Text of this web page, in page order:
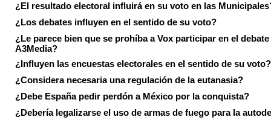
¿El resultado electoral influirá en su voto en las
¿Los debates influyen en el sentido de su voto?
¿Le parece bien que se prohíba a Vox participar en el debate
A3Media?
¿Influyen las encuestas electorales en el sentido de su voto?
¿Considera necesaria una regulación de la eutanasia?
¿Debe España pedir perdón a México por la conquista?
¿Debería legalizarse el uso de armas de fuego para la